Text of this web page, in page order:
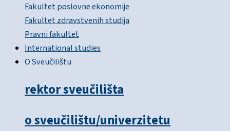
Fakultet poslovne ekonomije
Fakultet zdravstvenih studija
Pravni fakultet
International studies
O Sveučilištu
rektor sveučilišta
o sveučilištu/univerzitetu